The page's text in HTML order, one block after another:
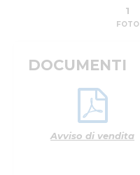
1
FOTO
DOCUMENTI
Avviso di vendita